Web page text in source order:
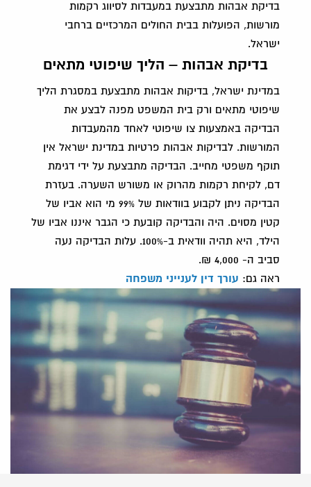
בדיקת אבהות מתבצעת במעבדות לסיווג רקמות
מורשות, הפועלות בבית החולים המרכזיים ברחבי
ישראל.
בדיקת אבהות – הליך שיפוטי מתאים
במדינת ישראל, בדיקות אבהות מתבצעת במסגרת הליך
שיפוטי מתאים ורק בית המשפט מפנה לבצע את
הבדיקה באמצעות צו שיפוטי לאחד מהמעבדות
המורשות. לבדיקות אבהות פרטיות במדינת ישראל אין
תוקף משפטי מחייב. הבדיקה מתבצעת על ידי דגימת
דם, לקיחת רקמות מהרוק או משורש השערה. בעזרת
הבדיקה ניתן לקבוע בוודאות של 99% מי הוא אביו של
קטין מסוים. היה והבדיקה קובעת כי הגבר איננו אביו של
הילד, היא תהיה וודאית ב-100%. עלות הבדיקה נעה
סביב ה- 4,000 ₪.
ראה גם: עורך דין לענייני משפחה